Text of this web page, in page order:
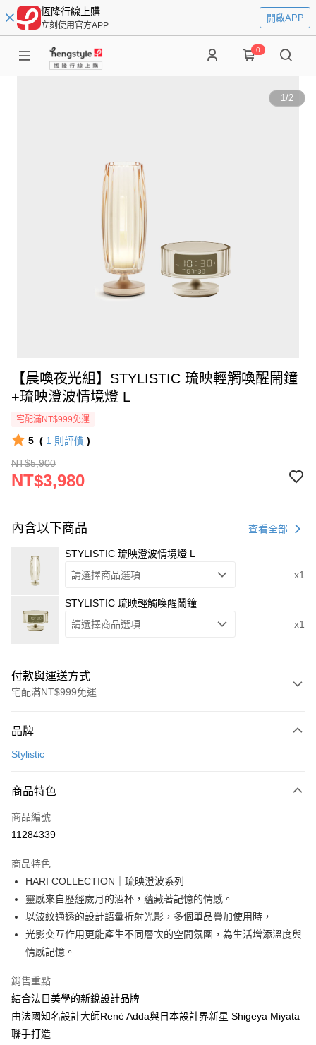
恆隆行線上購
立刻使用官方APP
開啟APP
0
1/2
【晨喚夜光組】STYLISTIC 琉映輕觸喚醒鬧鐘
+琉映澄波情境燈 L
宅配滿NT$999免運
5 ( 1 則評價 )
NT$5,900
NT$3,980
內含以下商品 查看全部
STYLISTIC 琉映澄波情境燈 L
請選擇商品選項
x1
STYLISTIC 琉映輕觸喚醒鬧鐘
請選擇商品選項
x1
付款與運送方式
宅配滿NT$999免運
信用卡一次付款
3 期 0 利率 每期
合作金庫商業銀行
上海商業儲蓄銀行
臺灣中小企業銀行
匯豐（台灣）商業銀行
華泰商業銀行
聯邦商業銀行
遠東國際商業銀行
元大商業銀行
永豐商業銀行
玉山商業銀行
星展（台灣）商業銀行
台灣樂天信用卡公司
合作金庫商業銀行
上海商業儲蓄銀行
國泰世華商業銀行
兆豐國際商業銀行
匯豐（台灣）商業銀行
華泰商業銀行
聯邦商業銀行
遠東國際商業銀行
元大商業銀行
永豐商業銀行
玉山商業銀行
台灣樂天信用卡公司
即享券
LINE Pay
Apple Pay
街口支付
Google Pay
運送方式
宅配
品牌
Stylistic
商品特色
商品編號
11284339
商品特色
HARI COLLECTION｜琉映澄波系列
靈感來自歷經歲月的酒杯，蘊藏著記憶的情感。
以波紋通透的設計語彙折射光影，多個單品疊加使用時，
光影交互作用更能產生不同層次的空間氛圍，為生活增添溫度與
情感記憶。
銷售重點
結合法日美學的新銳設計品牌
由法國知名設計大師René Adda與日本設計界新星 Shigeya Miyata
聯手打造